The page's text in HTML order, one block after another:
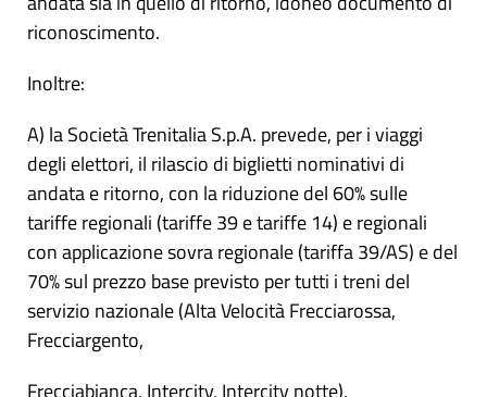
riconoscimento.
Inoltre:
A) la Società Trenitalia S.p.A. prevede, per i viaggi
degli elettori, il rilascio di biglietti nominativi di
andata e ritorno, con la riduzione del 60% sulle
tariffe regionali (tariffe 39 e tariffe 14) e regionali
con applicazione sovra regionale (tariffa 39/AS) e del
70% sul prezzo base previsto per tutti i treni del
servizio nazionale (Alta Velocità Frecciarossa,
Frecciargento,
Frecciabianca, Intercity, Intercity notte).